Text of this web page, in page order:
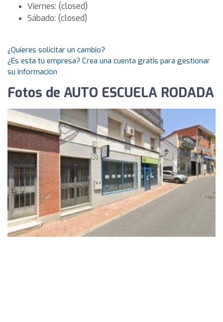
Viernes: (closed)
Sábado: (closed)
¿Quieres solicitar un cambio?
¿Es esta tu empresa? Crea una cuenta gratis para gestionar
su información
Fotos de AUTO ESCUELA RODADA